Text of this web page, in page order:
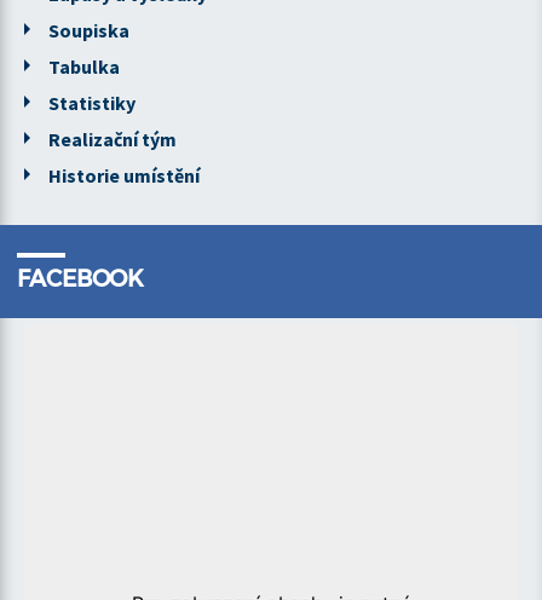
Soupiska
Tabulka
Statistiky
Realizační tým
Historie umístění
FACEBOOK